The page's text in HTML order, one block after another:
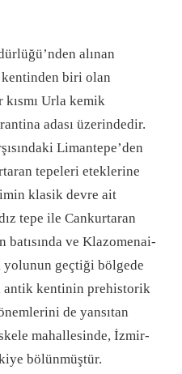
alınan
biri olan
Urla kemik
adası üzerindedir.
Limantepe’den
tepeleri eteklerine
klasik devre ait
tepe ile Cankurtaran
ve Klazomenai-
geçtiği bölgede
antik kentinin prehistorik
de yansıtan
mahallesinde, İzmir-
bölünmüştür.